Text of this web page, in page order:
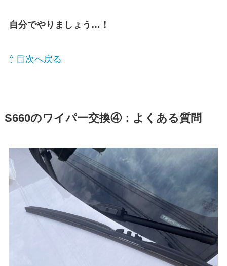
自分でやりましょう…！
⇧ 目次へ戻る
S660のワイパー交換④：よくある質問